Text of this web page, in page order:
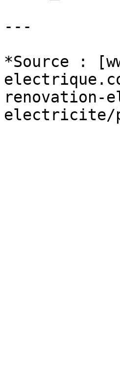
---
*Source :
renovation-